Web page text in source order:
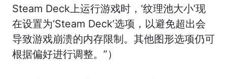
Steam Deck上运行游戏时，‘纹理池大小’现
在设置为‘Steam Deck’选项，以避免超出会
导致游戏崩溃的内存限制。其他图形选项仍可
根据偏好进行调整。”）